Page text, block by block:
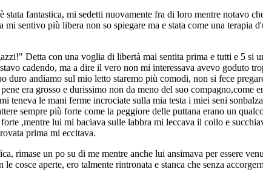
fantastica, mi sedetti nuovamente fra di loro mentre notavo
sentivo più libera non so spiegare ma e stata come una terapia
Detta con una voglia di libertà mai sentita prima e tutti e 5 si
cadendo, ma a dire il vero non mi interessava avevo goduto
andiamo sul mio letto staremo più comodi, non si fece
era grosso e durissimo non da meno del suo compagno,come
teneva le mani ferme incrociate sulla mia testa i miei seni
sempre più forte come la peggiore delle puttana erano un
,mentre lui mi baciava sulle labbra mi leccava il collo e
prima mi eccitava.
rimase un po su di me mentre anche lui ansimava per essere
cosce aperte, ero talmente rintronata e stanca che senza